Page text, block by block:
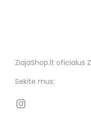
ZiajaShop.lt oficialus
Sekite mus: